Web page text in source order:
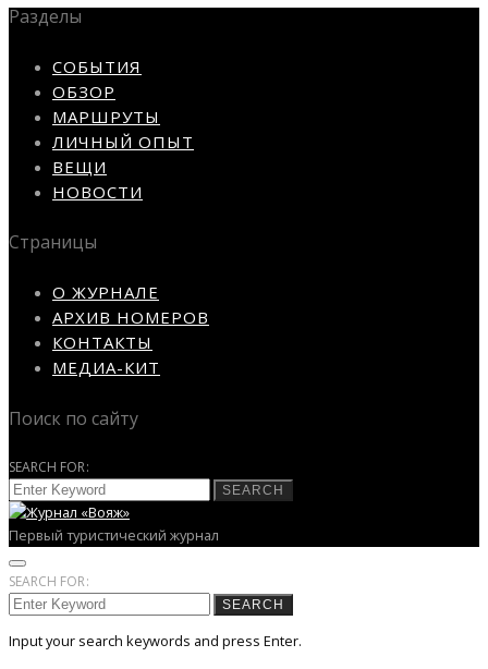
Разделы
СОБЫТИЯ
ОБЗОР
МАРШРУТЫ
ЛИЧНЫЙ ОПЫТ
ВЕЩИ
НОВОСТИ
Страницы
О ЖУРНАЛЕ
АРХИВ НОМЕРОВ
КОНТАКТЫ
МЕДИА-КИТ
Поиск по сайту
SEARCH FOR:
SEARCH
Первый туристический журнал
SEARCH FOR:
SEARCH
Input your search keywords and press Enter.